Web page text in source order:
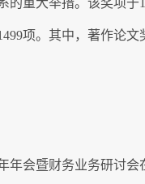
项。其中，著作论
年会暨财务业务研讨会